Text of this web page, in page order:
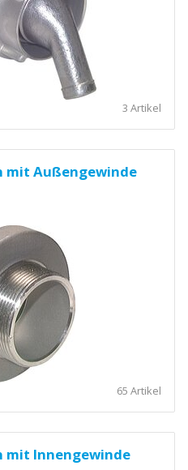
3 Artikel
mit Außengewinde
65 Artikel
mit Innengewinde